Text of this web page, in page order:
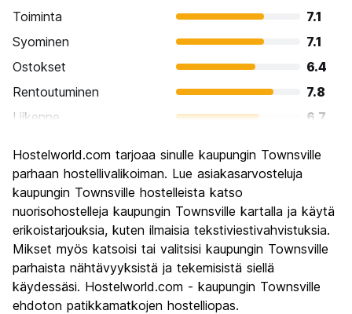
Toiminta
7.1
Syominen
7.1
Ostokset
6.4
Rentoutuminen
7.8
Liikenne
6.7
Kulttuuri
Yöelämä
Rahanarvoinen
7.1
Hostelworld.com tarjoaa sinulle kaupungin Townsville
parhaan hostellivalikoiman. Lue asiakasarvosteluja
kaupungin Townsville hostelleista katso
nuorisohostelleja kaupungin Townsville kartalla ja käytä
erikoistarjouksia, kuten ilmaisia tekstiviestivahvistuksia.
Mikset myös katsoisi tai valitsisi kaupungin Townsville
parhaista nähtävyyksistä ja tekemisistä siellä
käydessäsi. Hostelworld.com - kaupungin Townsville
ehdoton patikkamatkojen hostelliopas.